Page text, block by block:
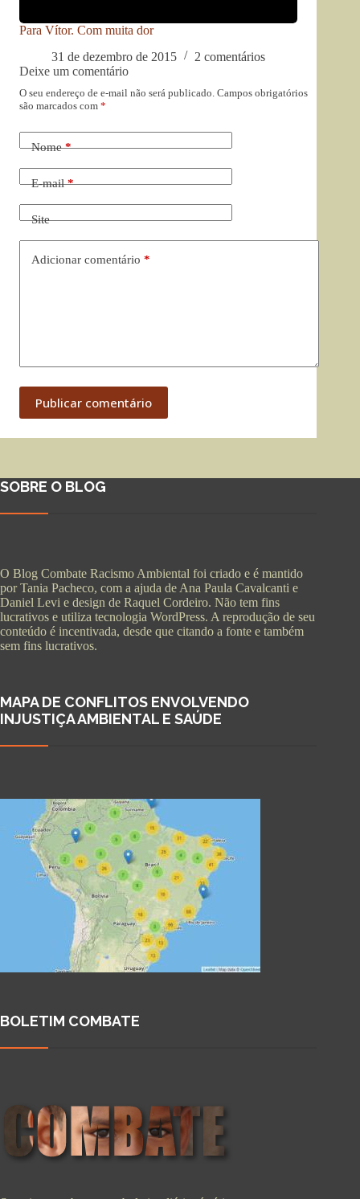
Para Vítor. Com muita dor
31 de dezembro de 2015
2 comentários
Deixe um comentário
O seu endereço de e-mail não será publicado. Campos obrigatórios
são marcados com *
Nome*
E-mail*
Site
Adicionar comentário *
Publicar comentário
SOBRE O BLOG
O Blog Combate Racismo Ambiental foi criado e é mantido
por Tania Pacheco, com a ajuda de Ana Paula Cavalcanti e
Daniel Levi e design de Raquel Cordeiro. Não tem fins
lucrativos e utiliza tecnologia WordPress. A reprodução de seu
conteúdo é incentivada, desde que citando a fonte e também
sem fins lucrativos.
MAPA DE CONFLITOS ENVOLVENDO
INJUSTIÇA AMBIENTAL E SAÚDE
BOLETIM COMBATE